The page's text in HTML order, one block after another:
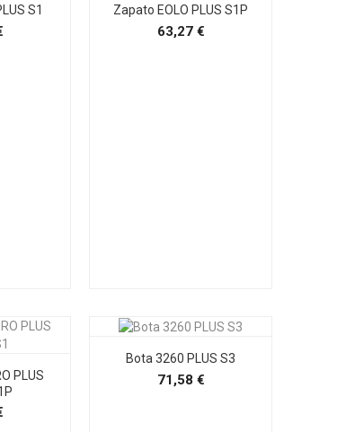
S1
Precio
Zapato EOLO PLUS S1P
63,27 €Precio
PLUS
Precio
Bota 3260 PLUS S3
71,58 €Precio